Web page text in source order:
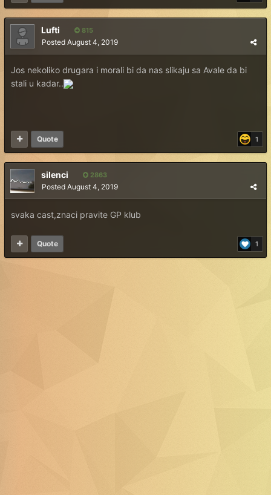
Lufti 815
Posted August 4, 2019
Jos nekoliko drugara i morali bi da nas slikaju sa Avale da bi
stali u kadar..
1
Quote
silenci 2863
Posted August 4, 2019
svaka cast,znaci pravite GP klub
1
Quote